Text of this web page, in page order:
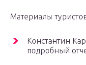
Материалы
Константин
подробный